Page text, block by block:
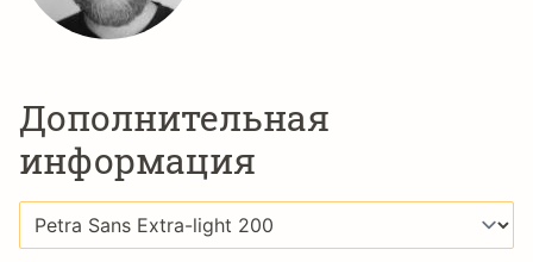
Дополнительная
информация